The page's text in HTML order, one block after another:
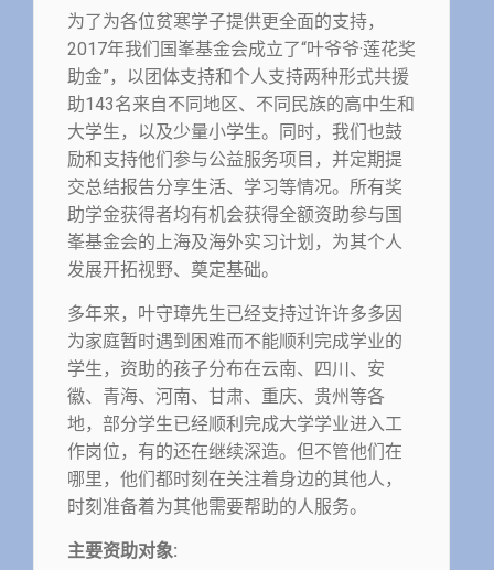
为了为各位贫寒学子提供更全面的支持，
2017年我们国峯基金会成立了“叶爷爷·莲花奖
助金”，以团体支持和个人支持两种形式共援
助143名来自不同地区、不同民族的高中生和
大学生，以及少量小学生。同时，我们也鼓
励和支持他们参与公益服务项目，并定期提
交总结报告分享生活、学习等情况。所有奖
助学金获得者均有机会获得全额资助参与国
峯基金会的上海及海外实习计划，为其个人
发展开拓视野、奠定基础。
多年来，叶守璋先生已经支持过许许多多因
为家庭暂时遇到困难而不能顺利完成学业的
学生，资助的孩子分布在云南、四川、安
徽、青海、河南、甘肃、重庆、贵州等各
地，部分学生已经顺利完成大学学业进入工
作岗位，有的还在继续深造。但不管他们在
哪里，他们都时刻在关注着身边的其他人，
时刻准备着为其他需要帮助的人服务。
主要资助对象: